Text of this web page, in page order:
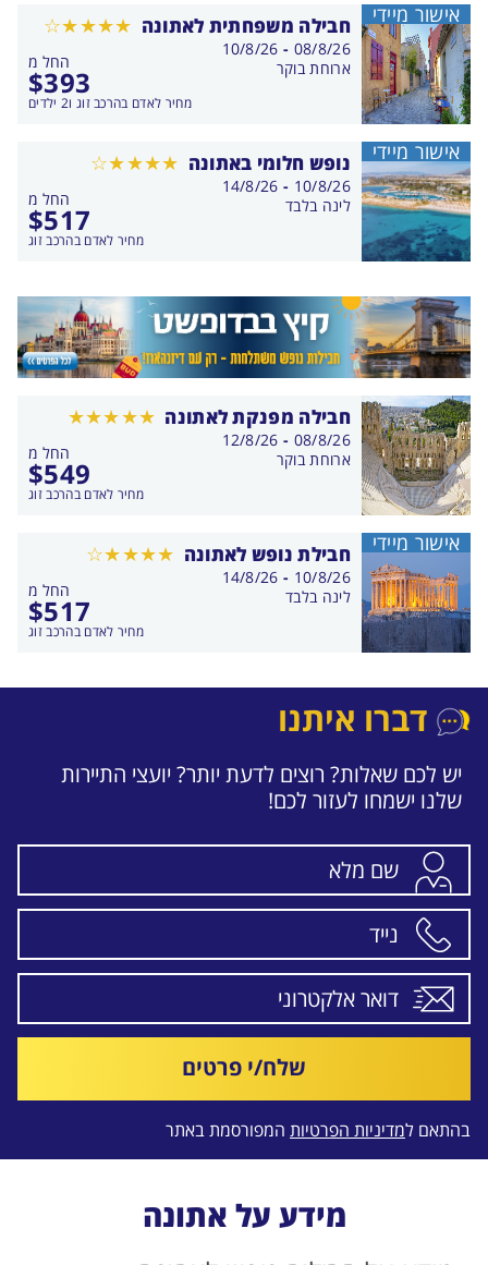
חבילה משפחתית לאתונה
החל מ
$393
מחיר לאדם בהרכב זוג ו2 ילדים
בין
התאריכים,
08/8/26
-
10/8/26
ארוחת בוקר
אישור מיידי
נופש חלומי באתונה
החל מ
$517
מחיר לאדם בהרכב זוג
בין
התאריכים,
10/8/26
-
14/8/26
לינה בלבד
אישור מיידי
חבילה מפנקת לאתונה
החל מ
$549
מחיר לאדם בהרכב זוג
בין
התאריכים,
08/8/26
-
12/8/26
ארוחת בוקר
חבילת נופש לאתונה
החל מ
$517
מחיר לאדם בהרכב זוג
בין
התאריכים,
10/8/26
-
14/8/26
לינה בלבד
אישור מיידי
דברו איתנו
יש לכם שאלות? רוצים לדעת יותר? יועצי התיירות
שלנו ישמחו לעזור לכם!
שלח/י פרטים
בהתאם למדיניות הפרטיות המפורסמת באתר
מידע על אתונה